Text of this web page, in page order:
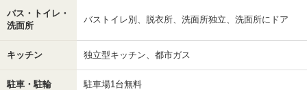
バス・トイレ・
洗面所
バストイレ別、脱衣所、洗面所独立、洗面所にドア
キッチン 独立型キッチン、都市ガス
駐車・駐輪 駐車場1台無料